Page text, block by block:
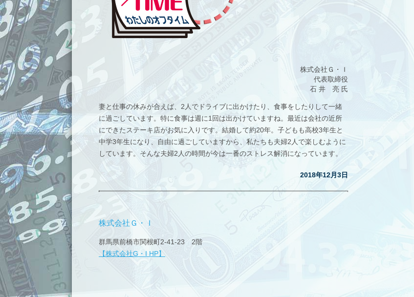
株式会社Ｇ・Ｉ
代表取締役
石 井 亮 氏
妻と仕事の休みが合えば、2人でドライブに出かけたり、食事をしたりして一緒
に過ごしています。特に食事は週に1回は出かけていますね。最近は会社の近所
にできたステーキ店がお気に入りです。結婚して約20年。子どもも高校3年生と
中学3年生になり、自由に過ごしていますから、私たちも夫婦2人で楽しむように
しています。そんな夫婦2人の時間が今は一番のストレス解消になっています。
2018年12月3日
株式会社Ｇ・Ｉ
群馬県前橋市関根町2-41-23 2階
【株式会社G・I HP】